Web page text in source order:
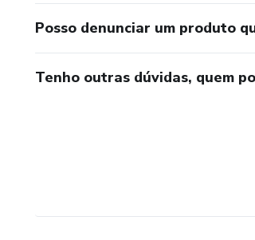
Posso denunciar um produto
Tenho outras dúvidas, quem